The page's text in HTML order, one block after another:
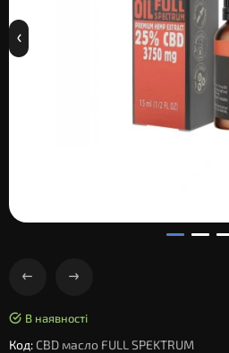
В наявності
Код: CBD масло FULL SPEKTRUM